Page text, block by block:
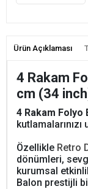
Ürün Açıklaması
4 Rakam
cm (34
4 Rakam Folyo
Özellikle Retro
dönümleri,
kurumsal
Balon prestijli